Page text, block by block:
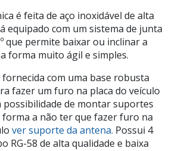
é feita de aço inoxidável de alta
equipado com um sistema de junta
que permite baixar ou inclinar a
forma muito ágil e simples.
fornecida com uma base robusta
fazer um furo na placa do veículo
possibilidade de montar suportes
forma a não ter que fazer furo na
ver suporte da antena. Possui 4
RG-58 de alta qualidade e baixa